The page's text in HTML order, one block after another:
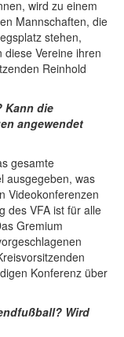
wird zu einem
Mannschaften, die
stehen,
Vereine ihren
Reinhold
Kann die
angewendet
gesamte
ausgegeben, was
Videokonferenzen
des VFA ist für alle
Gremium
Konferenz über
Wird